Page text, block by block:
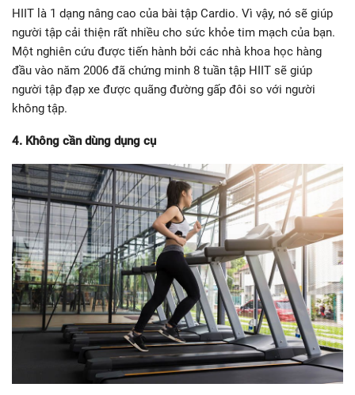
HIIT là 1 dạng nâng cao của bài tập Cardio. Vì vậy, nó sẽ giúp
người tập cải thiện rất nhiều cho sức khỏe tim mạch của bạn.
Một nghiên cứu được tiến hành bởi các nhà khoa học hàng
đầu vào năm 2006 đã chứng minh 8 tuần tập HIIT sẽ giúp
người tập đạp xe được quãng đường gấp đôi so với người
không tập.
4. Không cần dùng dụng cụ